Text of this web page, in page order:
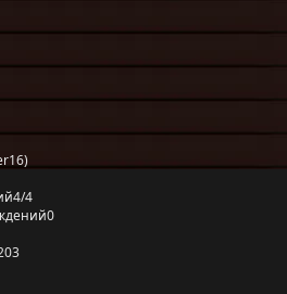
4/4
0